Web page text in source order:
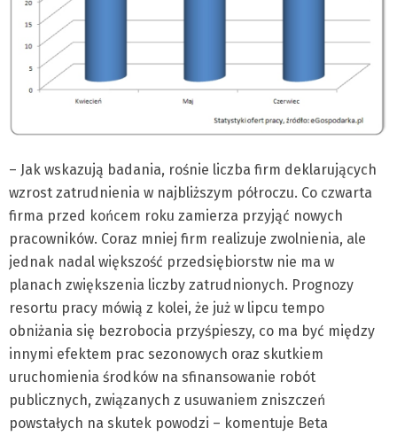
– Jak wskazują badania, rośnie liczba firm deklarujących
wzrost zatrudnienia w najbliższym półroczu. Co czwarta
firma przed końcem roku zamierza przyjąć nowych
pracowników. Coraz mniej firm realizuje zwolnienia, ale
jednak nadal większość przedsiębiorstw nie ma w
planach zwiększenia liczby zatrudnionych. Prognozy
resortu pracy mówią z kolei, że już w lipcu tempo
obniżania się bezrobocia przyśpieszy, co ma być między
innymi efektem prac sezonowych oraz skutkiem
uruchomienia środków na sfinansowanie robót
publicznych, związanych z usuwaniem zniszczeń
powstałych na skutek powodzi – komentuje Beta